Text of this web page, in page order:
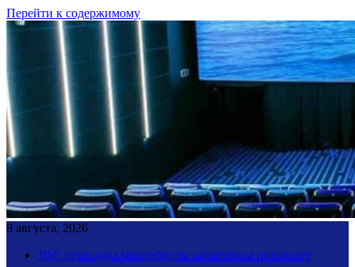
Перейти к содержимому
8 августа, 2026
JIM: пересадка микробиоты кишечника повышает